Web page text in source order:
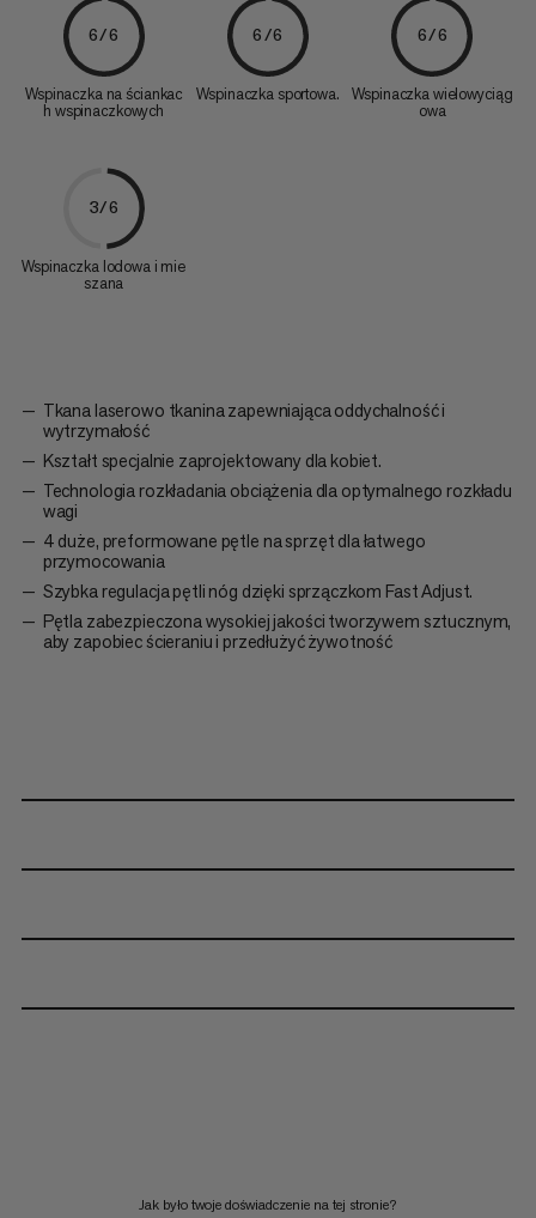
6/6
Wspinaczka na ściankac
h wspinaczkowych
6/6
Wspinaczka sportowa.
6/6
Wspinaczka wielowyciąg
owa
3/6
Wspinaczka lodowa i mie
szana
Tkana laserowo tkanina zapewniająca oddychalność i
wytrzymałość
Kształt specjalnie zaprojektowany dla kobiet.
Technologia rozkładania obciążenia dla optymalnego rozkładu
wagi
4 duże, preformowane pętle na sprzęt dla łatwego
przymocowania
Szybka regulacja pętli nóg dzięki sprzączkom Fast Adjust.
Pętla zabezpieczona wysokiej jakości tworzywem sztucznym,
aby zapobiec ścieraniu i przedłużyć żywotność
Jak było twoje doświadczenie na tej stronie?